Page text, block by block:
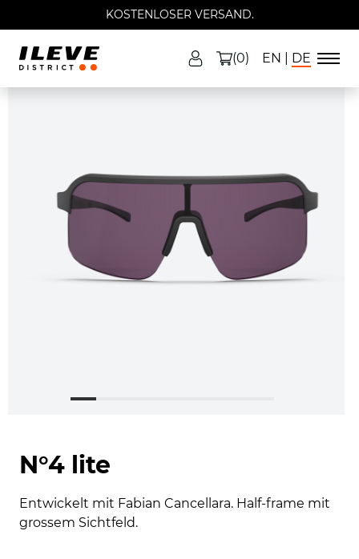
KOSTENLOSER VERSAND.
(0) EN DE
N°4 lite
Entwickelt mit Fabian Cancellara. Half-frame mit
grossem Sichtfeld.